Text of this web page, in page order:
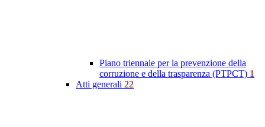
Piano triennale per la prevenzione della
corruzione e della trasparenza (PTPCT) 1
Atti generali 22